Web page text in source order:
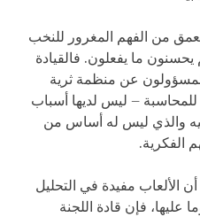
يعمق من الفهم المغرور للنخب
يحسنون ما يفعلون. فالقيادة
المسؤولون عن منظمة ثرية
للمحاسبة – ليس لديها أسباب
والذي ليس له أساس من
الفكرية.
الألعاب مفيدة في التحليل
عليها، فإن قادة اللجنة